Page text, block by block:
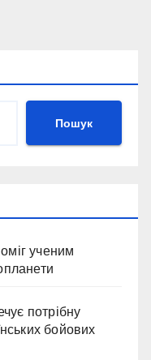
Пошук
ученим
потрібну
бойових